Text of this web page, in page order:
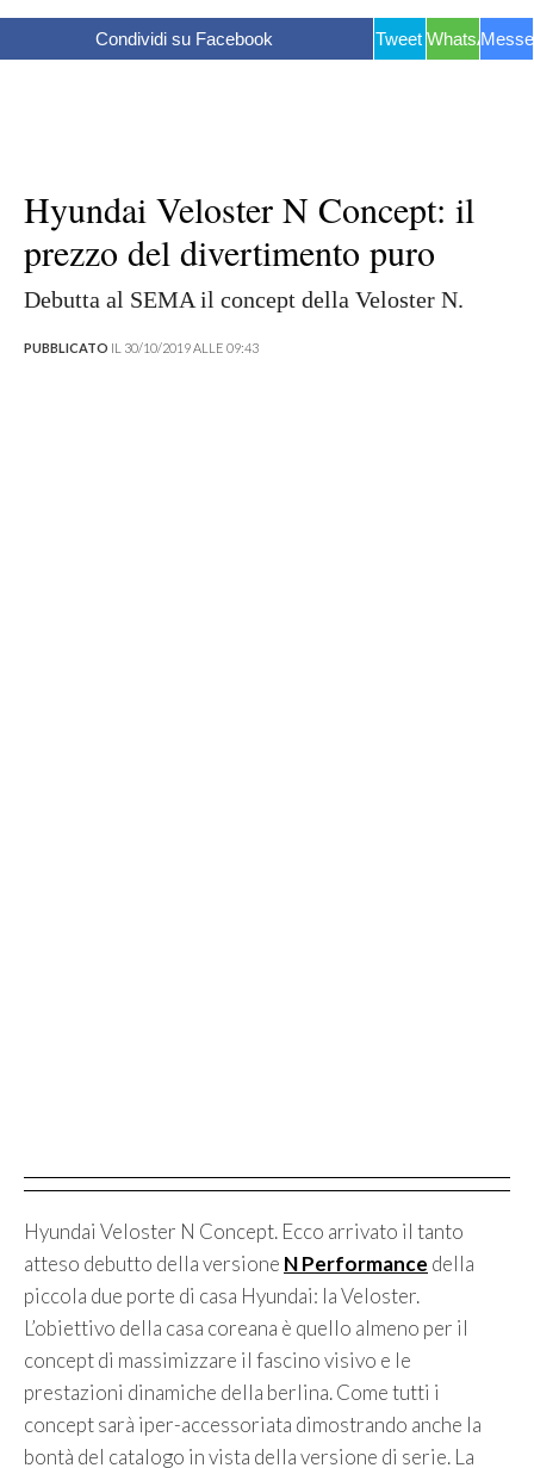
Condividi su Facebook Tweet WhatsApp
Hyundai Veloster N Concept: il
prezzo del divertimento puro
Debutta al SEMA il concept della Veloster N.
PUBBLICATO IL 30/10/2019 ALLE 09:43
Hyundai Veloster N Concept. Ecco arrivato il tanto
atteso debutto della versione N Performance della
piccola due porte di casa Hyundai: la Veloster.
L’obiettivo della casa coreana è quello almeno per il
concept di massimizzare il fascino visivo e le
prestazioni dinamiche della berlina. Come tutti i
concept sarà iper-accessoriata dimostrando anche la
bontà del catalogo in vista della versione di serie. La